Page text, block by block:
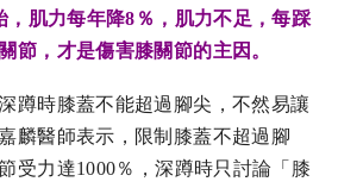
，肌力每年降8％，肌力不足，每踩
節，才是傷害膝關節的主因。
蹲時膝蓋不能超過腳尖，不然易讓
麟醫師表示，限制膝蓋不超過腳
受力達1000％，深蹲時只討論「膝